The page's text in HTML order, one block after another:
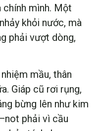
mình. Một
khỏi nước, mà
phải vượt dòng,
mầu, thân
Giáp cũ rơi rụng,
bừng lên như kim
phải vì cầu